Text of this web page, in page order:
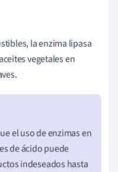
la enzima lipasa
vegetales en
el uso de enzimas en
de ácido puede
indeseados hasta